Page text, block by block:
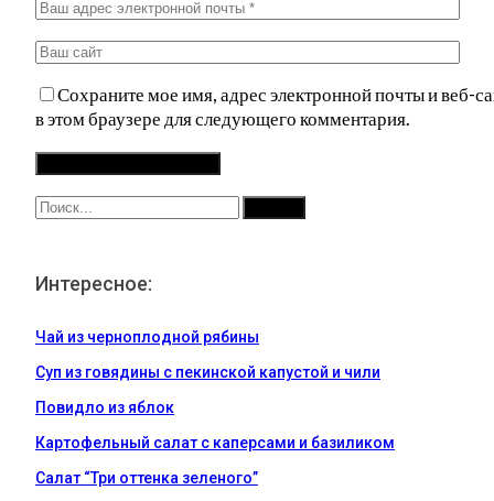
Сохраните мое имя, адрес электронной почты и веб-
в этом браузере для следующего комментария.
Интересное:
Чай из черноплодной рябины
Суп из говядины с пекинской капустой и чили
Повидло из яблок
Картофельный салат с каперсами и базиликом
Салат “Три оттенка зеленого”